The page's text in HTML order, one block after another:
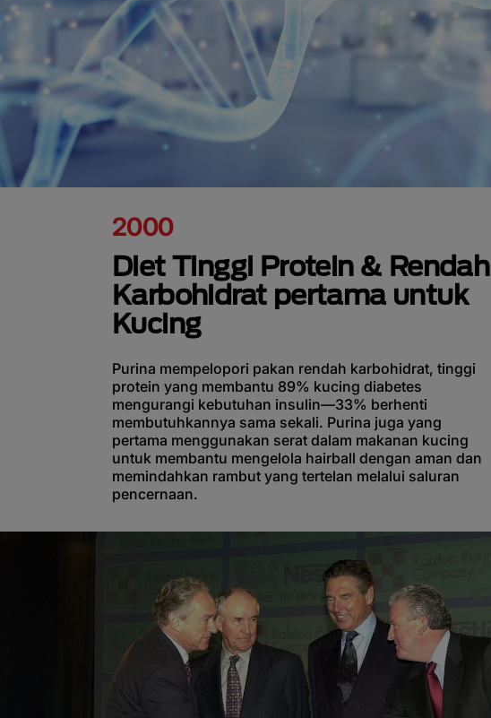
2000
Diet Tinggi Protein & Rendah
Karbohidrat pertama untuk
Kucing
Purina mempelopori pakan rendah karbohidrat, tinggi
protein yang membantu 89% kucing diabetes
mengurangi kebutuhan insulin—33% berhenti
membutuhkannya sama sekali. Purina juga yang
pertama menggunakan serat dalam makanan kucing
untuk membantu mengelola hairball dengan aman dan
memindahkan rambut yang tertelan melalui saluran
pencernaan.